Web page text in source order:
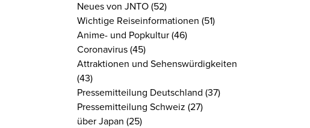
Neues von JNTO (52)
Wichtige Reiseinformationen (51)
Anime- und Popkultur (46)
Coronavirus (45)
Attraktionen und Sehenswürdigkeiten
(43)
Pressemitteilung Deutschland (37)
Pressemitteilung Schweiz (27)
über Japan (25)